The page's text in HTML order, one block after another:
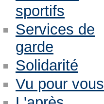
sportifs
Services de
garde
Solidarité
Vu pour vous